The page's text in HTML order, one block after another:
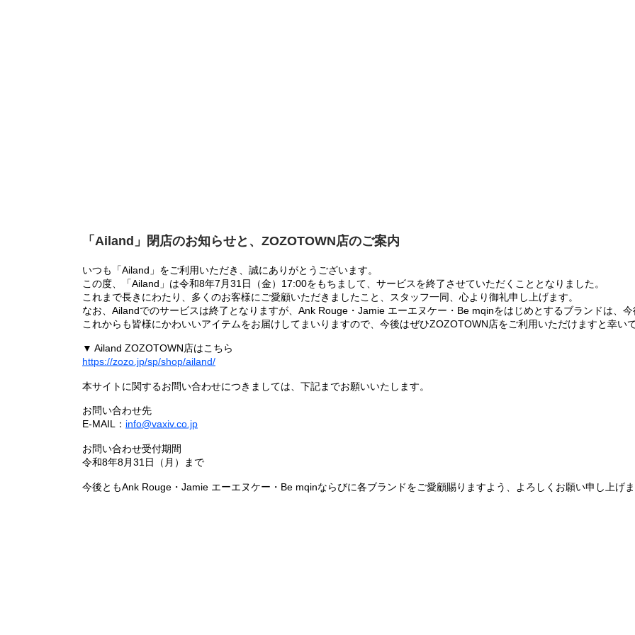
「Ailand」閉店のお知らせと、ZOZOTOWN店のご案内
いつも「Ailand」をご利用いただき、誠にありがとうございます。
この度、「Ailand」は令和8年7月31日（金）17:00をもちまして、サービスを終了させていただくこととなりました。
これまで長きにわたり、多くのお客様にご愛顧いただきましたこと、スタッフ一同、心より御礼申し上げます。
なお、Ailandでのサービスは終了となりますが、Ank Rouge・Jamie エーエヌケー・Be mqinをはじめとするブランドは、
これからも皆様にかわいいアイテムをお届けしてまいりますので、今後はぜひZOZOTOWN店をご利用いただけますと幸いで
▼ Ailand ZOZOTOWN店はこちら
https://zozo.jp/sp/shop/ailand/
本サイトに関するお問い合わせにつきましては、下記までお願いいたします。
お問い合わせ先
E-MAIL： info@vaxiv.co.jp
お問い合わせ受付期間
令和8年8月31日（月）まで
今後ともAnk Rouge・Jamie エーエヌケー・Be mqinならびに各ブランドをご愛顧賜りますよう、よろしくお願い申し上げま